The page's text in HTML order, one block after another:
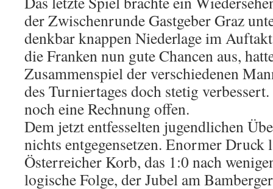
der Zwischenrunde Gast­geber Graz
denkbar knappen Niederlage im
die Franken nun gute Chancen aus,
Zusammenspiel der verschiedenen
des Turniertages doch stetig
noch eine Rechnung offen.
Dem jetzt entfesselten jugendlichen
nichts entgegensetzen. Enormer Druck
Österreicher Korb, das 1:0 nach
logische Folge, der Jubel am